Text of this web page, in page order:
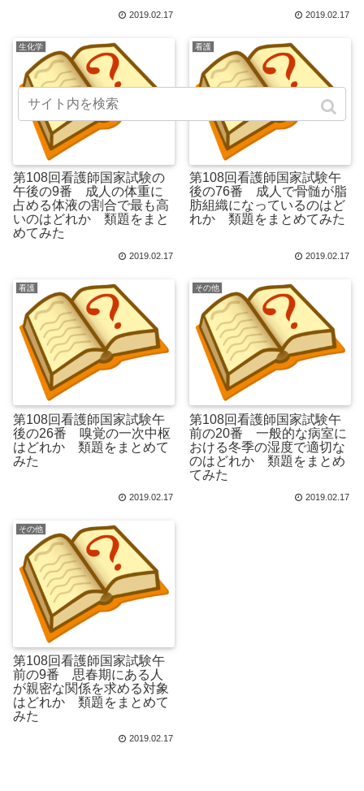
2019.02.17 2019.02.17
生化学
第108回看護師国家試験の
午後の9番 成人の体重に
占める体液の割合で最も高
いのはどれか 類題をまと
めてみた
2019.02.17
看護
第108回看護師国家試験午
後の76番 成人で骨髄が脂
肪組織になっているのはど
れか 類題をまとめてみた
2019.02.17
看護
第108回看護師国家試験午
後の26番 嗅覚の一次中枢
はどれか 類題をまとめて
みた
2019.02.17
その他
第108回看護師国家試験午
前の20番 一般的な病室に
おける冬季の湿度で適切な
のはどれか 類題をまとめ
てみた
2019.02.17
その他
第108回看護師国家試験午
前の9番 思春期にある人
が親密な関係を求める対象
はどれか 類題をまとめて
みた
2019.02.17